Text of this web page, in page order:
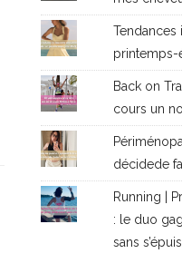
Tendances
printemps-
Back on
cours un
décidede
Running |
: le duo
sans